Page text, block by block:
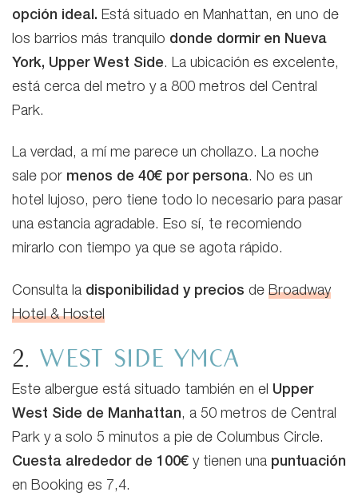
opción ideal. Está situado en Manhattan, en uno de
los barrios más tranquilo donde dormir en Nueva
York, Upper West Side. La ubicación es excelente,
está cerca del metro y a 800 metros del Central
Park.
La verdad, a mí me parece un chollazo. La noche
sale por menos de 40€ por persona. No es un
hotel lujoso, pero tiene todo lo necesario para pasar
una estancia agradable. Eso sí, te recomiendo
mirarlo con tiempo ya que se agota rápido.
Consulta la disponibilidad y precios de Broadway
Hotel & Hostel
2. West Side YMCA
Este albergue está situado también en el Upper
West Side de Manhattan, a 50 metros de Central
Park y a solo 5 minutos a pie de Columbus Circle.
Cuesta alrededor de 100€ y tienen una puntuación
en Booking es 7,4.